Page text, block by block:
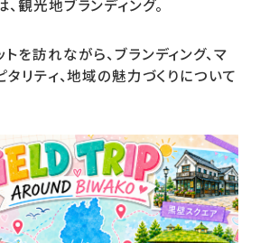
観光地ブランディング。
を訪れながら、ブランディング、マ
タリティ、地域の魅力づくりについて